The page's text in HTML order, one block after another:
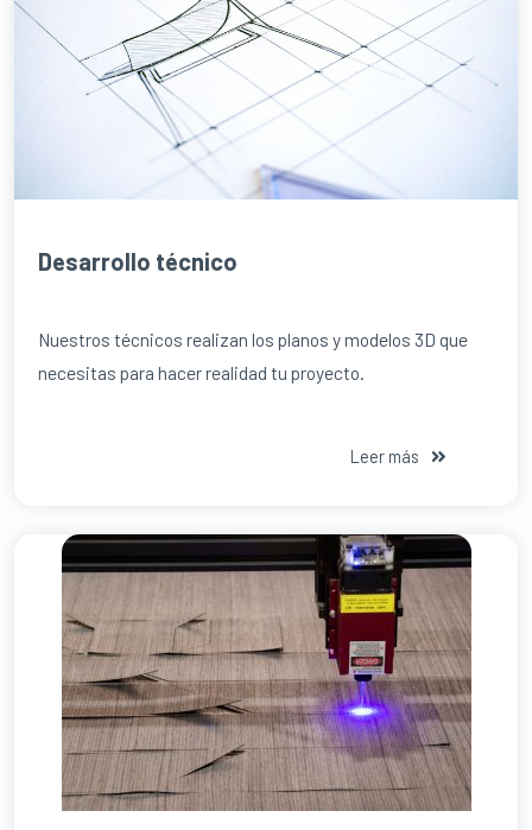
Desarrollo técnico
Nuestros técnicos realizan los planos y modelos 3D que
necesitas para hacer realidad tu proyecto.
Leer más